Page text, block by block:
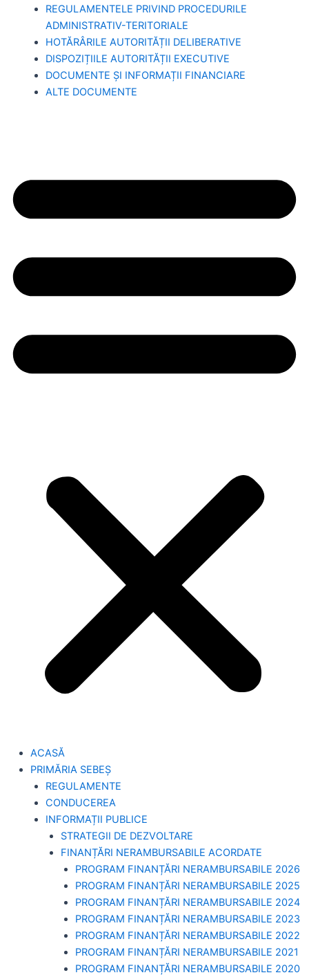
REGULAMENTELE PRIVIND PROCEDURILE
ADMINISTRATIV-TERITORIALE
HOTĂRÂRILE AUTORITĂȚII DELIBERATIVE
DISPOZIȚIILE AUTORITĂȚII EXECUTIVE
DOCUMENTE ȘI INFORMAȚII FINANCIARE
ALTE DOCUMENTE
ACASĂ
PRIMĂRIA SEBEȘ
REGULAMENTE
CONDUCEREA
INFORMAȚII PUBLICE
STRATEGII DE DEZVOLTARE
FINANȚĂRI NERAMBURSABILE ACORDATE
PROGRAM FINANȚĂRI NERAMBURSABILE 2026
PROGRAM FINANȚĂRI NERAMBURSABILE 2025
PROGRAM FINANȚĂRI NERAMBURSABILE 2024
PROGRAM FINANȚĂRI NERAMBURSABILE 2023
PROGRAM FINANȚĂRI NERAMBURSABILE 2022
PROGRAM FINANȚĂRI NERAMBURSABILE 2021
PROGRAM FINANȚĂRI NERAMBURSABILE 2020